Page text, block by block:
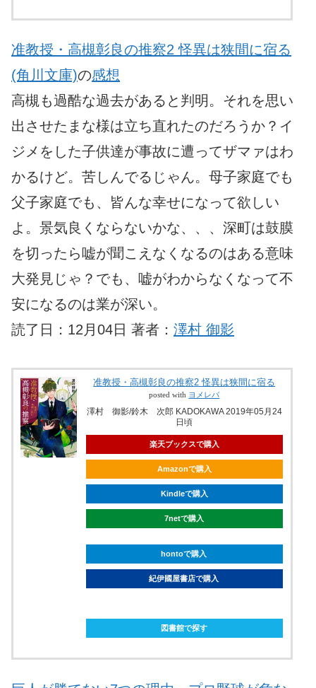
准教授・高槻彰良の推察2 怪異は狭間に宿る
(角川文庫)の感想
高槻も過酷な過去があると判明。それを思い
出させたまな様は立ち直れたのだろうか？イ
ジメをした子供達が事故に遭ってザマァはわ
かるけど。苦しんでるじゃん。母子家庭でも
父子家庭でも、皆んな幸せになって欲しい
よ。景気良くならないかな、、、深町は鼓膜
を切ったら嘘が聞こえなくなるのはある意味
大発見じゃ？でも、嘘がわからなくなって不
安になるのは業が深い。
読了日：12月04日 著者： 澤村 御影
准教授・高槻彰良の推察2 怪異は狭間に宿る
posted with ヨメレバ
澤村 御影/鈴木 次郎 KADOKAWA 2019年05月24
日頃
楽天ブックスで購入
Amazonで購入
Kindleで購入
7netで購入
hontoで購入
紀伊國屋書店で購入
図書館で探す